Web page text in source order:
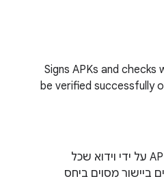
Signs APKs and checks
be verified successfully
מבצע אופטימיזציה לקובצי APK על ידי וידוא שכל
ביישור מסוים ביחס